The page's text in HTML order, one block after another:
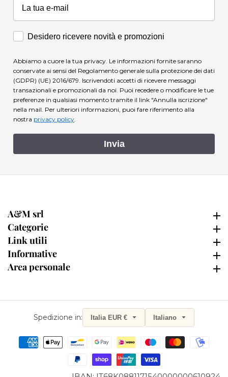
Accettazione Marketing
Desidero ricevere novità e promozioni
Abbiamo a cuore la tua privacy. Le informazioni fornite saranno
conservate ai sensi del Regolamento generale sulla protezione dei dati
(GDPR) (UE) 2016/679. Iscrivendoti accetti di ricevere messaggi
transazionali e promozionali da noi. Puoi recedere o modificare le tue
preferenze in qualsiasi momento tramite il link "Annulla iscrizione"
nella mail. Per ulteriori informazioni, puoi fare riferimento alla
nostra privacy policy.
Invia
A&M srl
Categorie
Link utili
Informative
Area personale
Spedizione in: Italia EUR € Italiano